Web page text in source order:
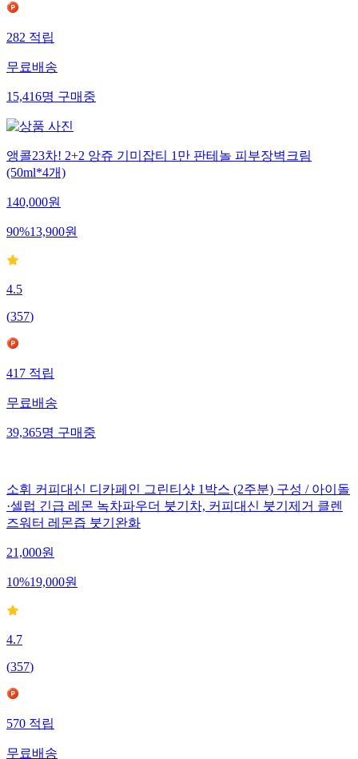
282적립
무료배송
15,416명구매중
앵콜23차! 2+2 앙쥬 기미잡티 1만 판테놀 피부장벽크림
(50ml*4개)
140,000원
90%13,900원
4.5
(357)
417적립
무료배송
39,365명구매중
소휘 커피대신 디카페인 그린티샷 1박스 (2주분) 구성 / 아이돌
·셀럽 긴급 레몬 녹차파우더 붓기차, 커피대신 붓기제거 클렌
즈워터 레몬즙 붓기완화
21,000원
10%19,000원
4.7
(357)
570적립